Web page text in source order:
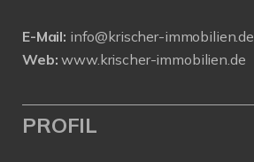
E-Mail: info@krischer-immobilien.de
Web: www.krischer-immobilien.de
PROFIL